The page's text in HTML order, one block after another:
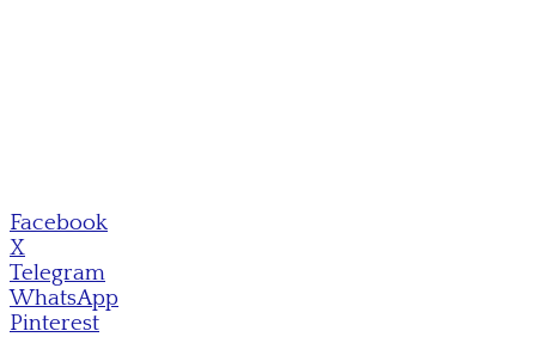
Facebook
X
Telegram
WhatsApp
Pinterest